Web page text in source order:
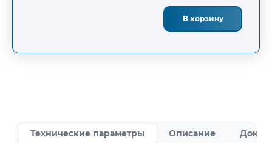
В корзину
Технические параметры Описание